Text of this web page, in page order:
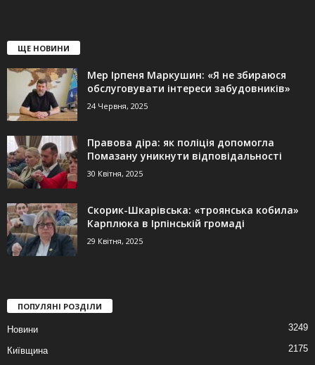
ЩЕ НОВИНИ
Мер Ірпеня Маркушин: «Я не збираюся
обслуговувати інтереси забудовників»
24 Червня, 2025
Правова діра: як поліція допомогла
Помазану уникнути відповідальності
30 Квітня, 2025
Скорик-Шкарівська: «троянська кобила»
Карплюка в Ірпінській громаді
29 Квітня, 2025
ПОПУЛЯНІ РОЗДІЛИ
Новини 3249
Київщина
2175